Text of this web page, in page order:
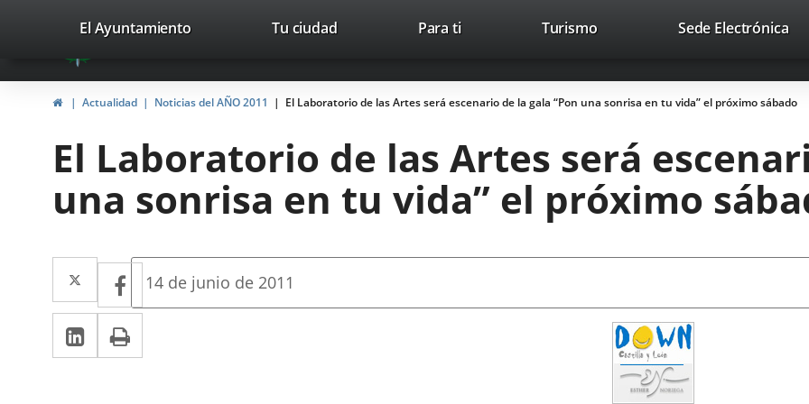
Portal
Web
del
Valladolid
avaTop Trabaja con nosotros Contacto
valladolid.es
El Ayuntamiento Tu ciudad Para ti TurismoThis
open
in
pop-
up
window.
Sede ElectrónicaLink
HomeActualidad Noticias del AÑO 2011 El Laboratorio de las Artes será escenario de la gala “Pon una sonrisa en tu vida” el próximo sábado
El Laboratorio de las Artes será
una sonrisa en tu vida” el próximo
Twitter
Enlace
a
una
aplicación
Facebook
Enlace
a
una
Linkedin
Enlace
a
Fecha
la
14 de junio de 2011